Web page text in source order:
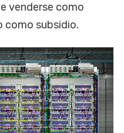
venderse como
subsidio.